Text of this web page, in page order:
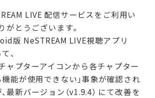
LIVE 配信サービスをご利用い
がとうございます。
版 NeSTREAM LIVE視聴アプリ
、
ャプターアイコンから各チャプター
能が使用できない」事象が確認され
最新バージョン（v1.9.4） にて改善を